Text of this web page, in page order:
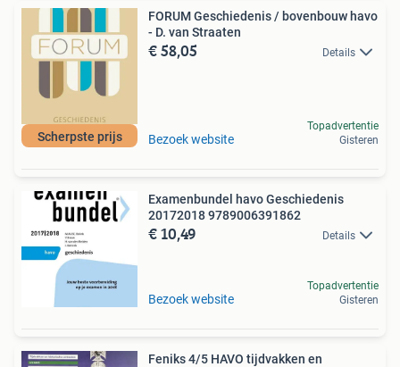
Scherpste prijs
FORUM Geschiedenis / bovenbouw havo
- D. van Straaten
€ 58,05 Details
Bezoek website
Topadvertentie
Gisteren
Examenbundel havo Geschiedenis
20172018 9789006391862
€ 10,49 Details
Bezoek website
Topadvertentie
Gisteren
Feniks 4/5 HAVO tijdvakken en